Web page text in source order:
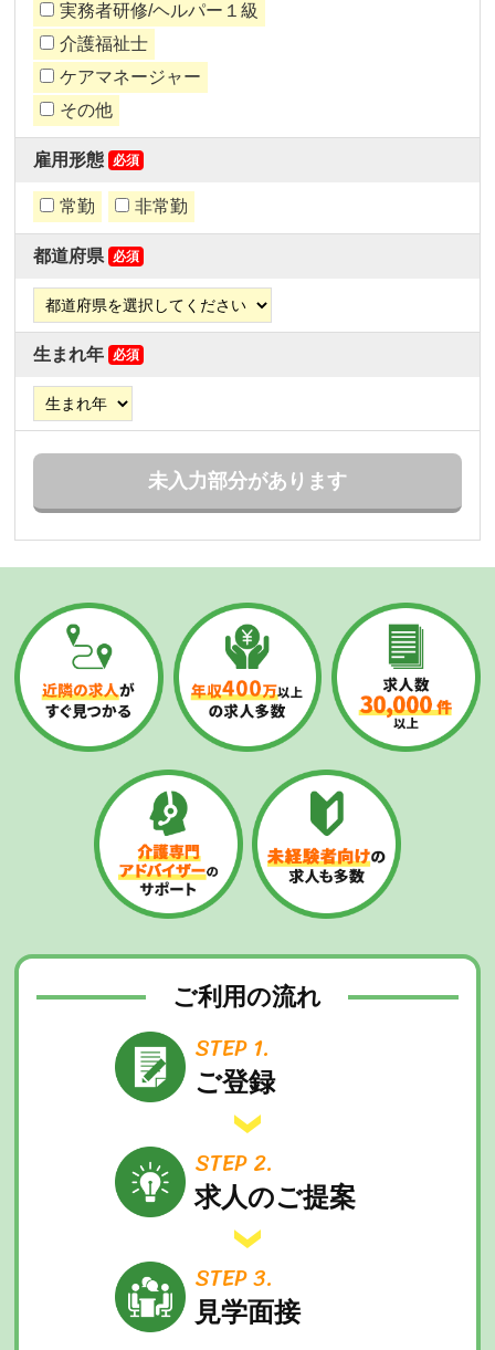
実務者研修/ヘルパー１級
介護福祉士
ケアマネージャー
その他
雇用形態 必須
常勤 非常勤
都道府県 必須
生まれ年 必須
未入力部分があります
ご利用の流れ
STEP 1.
ご登録
STEP 2.
求人のご提案
STEP 3.
見学面接